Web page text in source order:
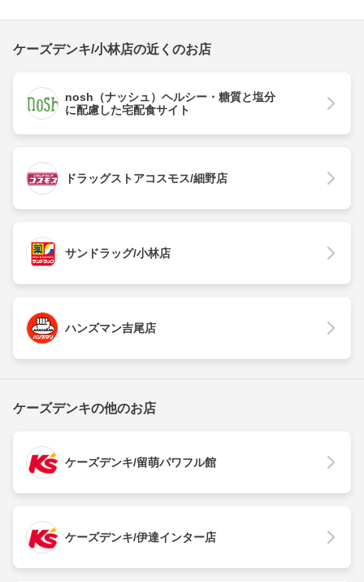
ケーズデンキ/小林店の近くのお店
nosh（ナッシュ）ヘルシー・糖質と塩分
に配慮した宅配食サイト
ドラッグストアコスモス/細野店
サンドラッグ/小林店
ハンズマン吉尾店
ケーズデンキの他のお店
ケーズデンキ/留萌パワフル館
ケーズデンキ/伊達インター店